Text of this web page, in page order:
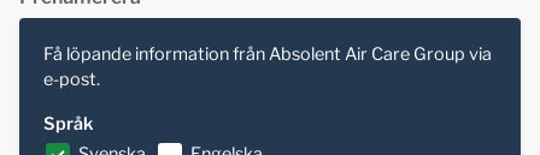
Få löpande information från Absolent Air Care Group via
e-post.
Språk